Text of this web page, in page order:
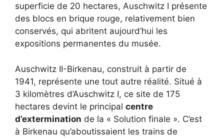
superficie de 20 hectares, Auschwitz I présente
des blocs en brique rouge, relativement bien
conservés, qui abritent aujourd’hui les
expositions permanentes du musée.
Auschwitz II-Birkenau, construit à partir de
1941, représente une tout autre réalité. Situé à
3 kilomètres d’Auschwitz I, ce site de 175
hectares devint le principal centre
d’extermination de la « Solution finale ». C’est
à Birkenau qu’aboutissaient les trains de